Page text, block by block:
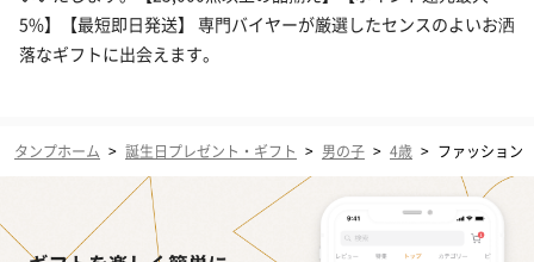
5%】【最短即日発送】 専門バイヤーが厳選したセンスのよいお洒
落なギフトに出会えます。
タンプホーム > 誕生日プレゼント・ギフト > 男の子 > 4歳 > ファッション